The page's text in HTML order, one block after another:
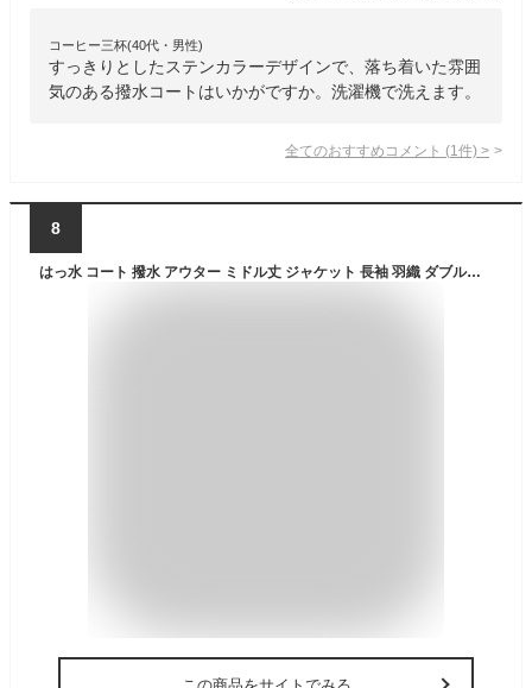
コーヒー三杯(40代・男性)
すっきりとしたステンカラーデザインで、落ち着いた雰囲
気のある撥水コートはいかがですか。洗濯機で洗えます。
全てのおすすめコメント (1 件) >
8
はっ水 コート 撥水 アウター ミドル丈 ジャケット 長袖 羽織 ダブルジップ ウエストコード 軽量 シンプル おしゃれ エコ 25S/S 春 夏 秋 M L LL サイズ 洗濯可 for/c フォーシー